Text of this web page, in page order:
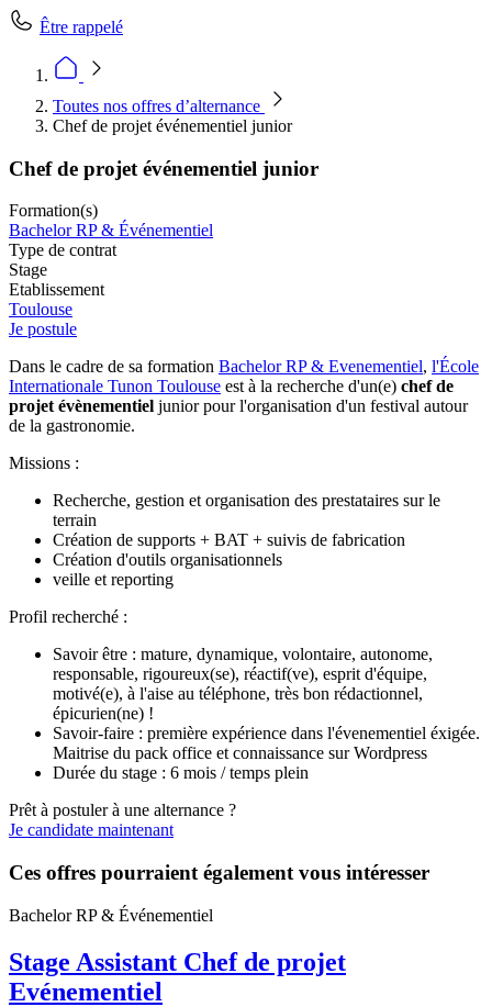
Être rappelé
Toutes nos offres d’alternance
Chef de projet événementiel junior
Chef de projet événementiel junior
Formation(s)
Bachelor RP & Événementiel
Type de contrat
Stage
Etablissement
Toulouse
Je postule
Dans le cadre de sa formation Bachelor RP & Evenementiel, l'École
Internationale Tunon Toulouse est à la recherche d'un(e) chef de
projet évènementiel junior pour l'organisation d'un festival autour
de la gastronomie.
Missions :
Recherche, gestion et organisation des prestataires sur le
terrain
Création de supports + BAT + suivis de fabrication
Création d'outils organisationnels
veille et reporting
Profil recherché :
Savoir être : mature, dynamique, volontaire, autonome,
responsable, rigoureux(se), réactif(ve), esprit d'équipe,
motivé(e), à l'aise au téléphone, très bon rédactionnel,
épicurien(ne) !
Savoir-faire : première expérience dans l'évenementiel éxigée.
Maitrise du pack office et connaissance sur Wordpress
Durée du stage : 6 mois / temps plein
Prêt à postuler à une alternance ?
Je candidate maintenant
Ces offres pourraient également vous intéresser
Bachelor RP & Événementiel
Stage Assistant Chef de projet
Evénementiel